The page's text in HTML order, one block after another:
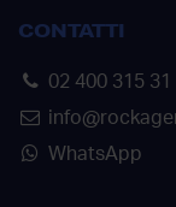
CONTATTI
02 400 315 31
WhatsApp